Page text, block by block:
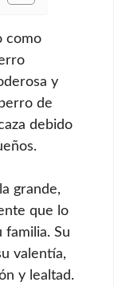
como
y
de
debido
grande,
que lo
familia. Su
valentía,
y lealtad.